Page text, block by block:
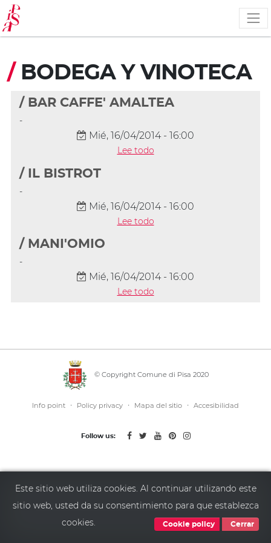
Pasar
al
contenido
principal
/ BODEGA Y VINOTECA
/ BAR CAFFE' AMALTEA
-
Mié, 16/04/2014 - 16:00
Lee todo
/ IL BISTROT
-
Mié, 16/04/2014 - 16:00
Lee todo
/ MANI'OMIO
-
Mié, 16/04/2014 - 16:00
Lee todo
© Copyright Comune di Pisa 2020
Info point · Policy privacy · Mapa del sitio · Accesibilidad
Follow us:
Este sitio web utiliza cookies. Al continuar utilizando este
sitio web, usted da su consentimiento para que establezca
cookies.
Cookie policy Cerrar